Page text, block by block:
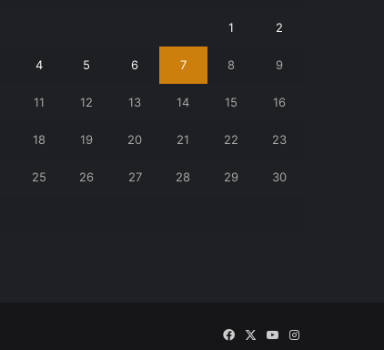
1 2
4 5 6 7 8 9
11 12 13 14 15 16
18 19 20 21 22 23
25 26 27 28 29 30
Facebook
X YouTubeInstagram